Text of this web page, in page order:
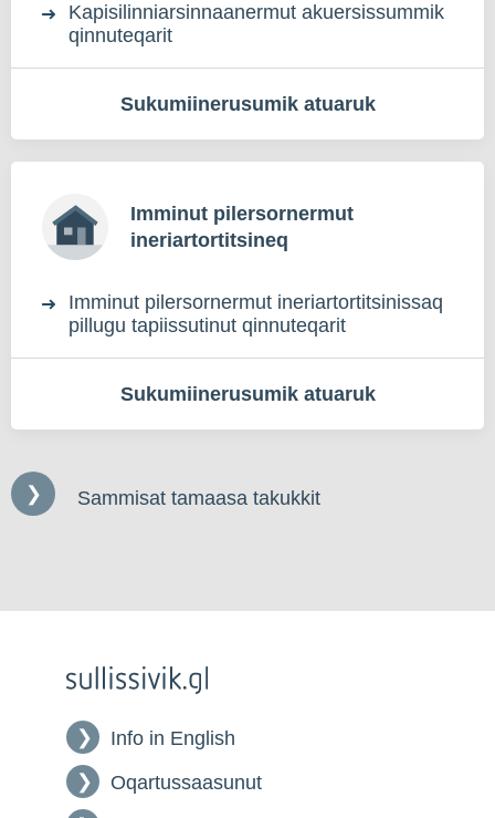
Kapisilinniarsinnaanermut akuersissummik
qinnuteqarit
Sukumiinerusumik atuaruk
Imminut pilersornermut
ineriartortitsineq
Imminut pilersornermut ineriartortitsinissaq
pillugu tapiissutinut qinnuteqarit
Sukumiinerusumik atuaruk
Sammisat tamaasa takukkit
Info in English
Oqartussaasunut